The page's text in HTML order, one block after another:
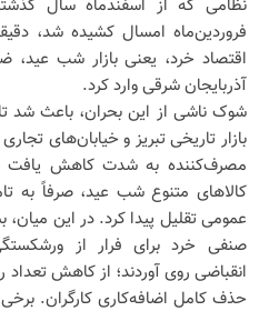
نظامی که از اسفندماه سال
فروردین‌ماه امسال کشیده شد،
اقتصاد خرد، یعنی بازار شب عید،
آذربایجان شرقی وارد کرد.
شوک ناشی از این بحران، باعث شد تا
بازار تاریخی تبریز و خیابان‌های
مصرف‌کننده به شدت کاهش یافت
کالاهای متنوع شب عید، صرفاً به
عمومی تقلیل پیدا کرد. در این میان،
صنفی خرد برای فرار از
انقباضی روی آوردند؛ از کاهش تعداد
حذف کامل اضافه‌کاری کارگران.